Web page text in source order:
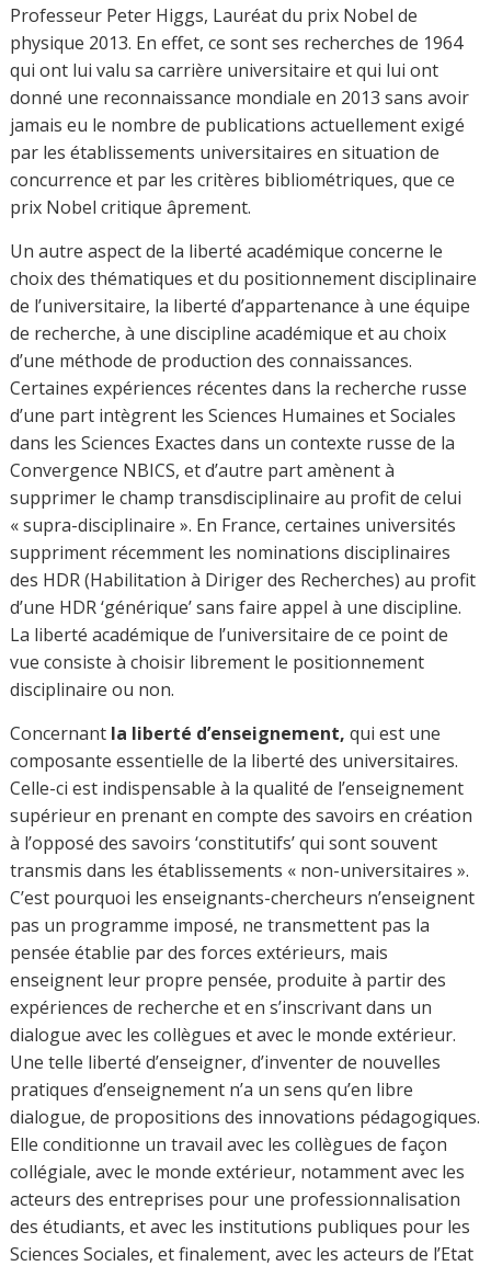
supérieur en prenant en compte des savoirs en création
à l’opposé des savoirs ‘constitutifs’ qui sont souvent
transmis dans les établissements « non-universitaires ».
C’est pourquoi les enseignants-chercheurs n’enseignent
pas un programme imposé, ne transmettent pas la
pensée établie par des forces extérieurs, mais
enseignent leur propre pensée, produite à partir des
expériences de recherche et en s’inscrivant dans un
Une telle liberté d’enseigner, d’inventer de nouvelles
pratiques d’enseignement n’a un sens qu’en libre
dialogue, de propositions des innovations pédagogiques.
Elle conditionne un travail avec les collègues de façon
collégiale, avec le monde extérieur, notamment avec les
acteurs des entreprises pour une professionnalisation
des étudiants, et avec les institutions publiques pour les
Sciences Sociales, et finalement, avec les acteurs de l’Etat
qui devrait être un garant institutionnel des libertés
académiques. Le temps d’un universitaire se réduit de
plus en plus avec la multiplication des charges et des
fonctions: secrétariat administratif, management
d’équipe, surcharges de gestion numérique ( mails,
plateformes de gestion, etc), enseignement et visites d’
entreprises, recherches à partir desquelles il est évalué.
La réduction du temps, caractéristique des métiers
intellectuels, devient une menace forte aux libertés
académiques et à la recherche. Le temps de réflexion
consacré à la recherche, aux rencontres avec les
collègues en France et à l’étranger, que l’institution
devrait offrir à l’universitaire, est de plus en plus réduit et
sacrifié aux multiples tâches. La liberté devient
simplement formelle…
Dans la conception actuelle de l’Université,
l’enseignement et la recherche sont indissociables, ceux-
ci constituent un élément indispensable de la qualité de
l’enseignement supérieur. Il y a dans la fonction
d’enseignant une nécessaire relation entre la création et
la transmission des connaissances, parfois inconsciente
et tacite. Et ce caractère consubstantiel à tout
enseignement nourrit la recherche. Les missions dont
doit s’acquitter un enseignant-chercheur au cours de sa
carrière sont multiples mais toujours reliées aux libertés
académiques : enseigner et initier les étudiants à la
recherche ; s’adonner lui-même à la recherche, à titre
personnel ou en équipe ; diffuser le savoir auprès du